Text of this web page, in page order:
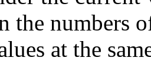
the numbers
at the